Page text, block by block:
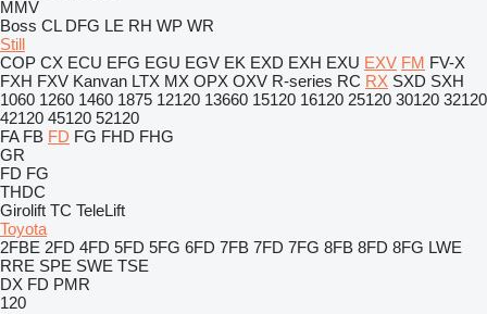
MMV
Boss CL DFG LE RH WP WR
Still
COP CX ECU EFG EGU EGV EK EXD EXH EXU EXV FM FV-X
FXH FXV Kanvan LTX MX OPX OXV R-series RC RX SXD SXH
1060 1260 1460 1875 12120 13660 15120 16120 25120 30120 32120
42120 45120 52120
FA FB FD FG FHD FHG
GR
FD FG
THDC
Girolift TC TeleLift
Toyota
2FBE 2FD 4FD 5FD 5FG 6FD 7FB 7FD 7FG 8FB 8FD 8FG LWE
RRE SPE SWE TSE
DX FD PMR
120